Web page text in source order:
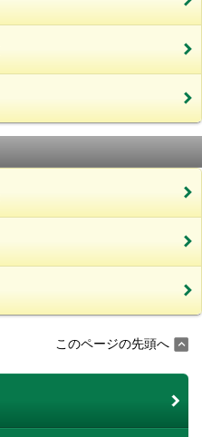
このページの先頭へ